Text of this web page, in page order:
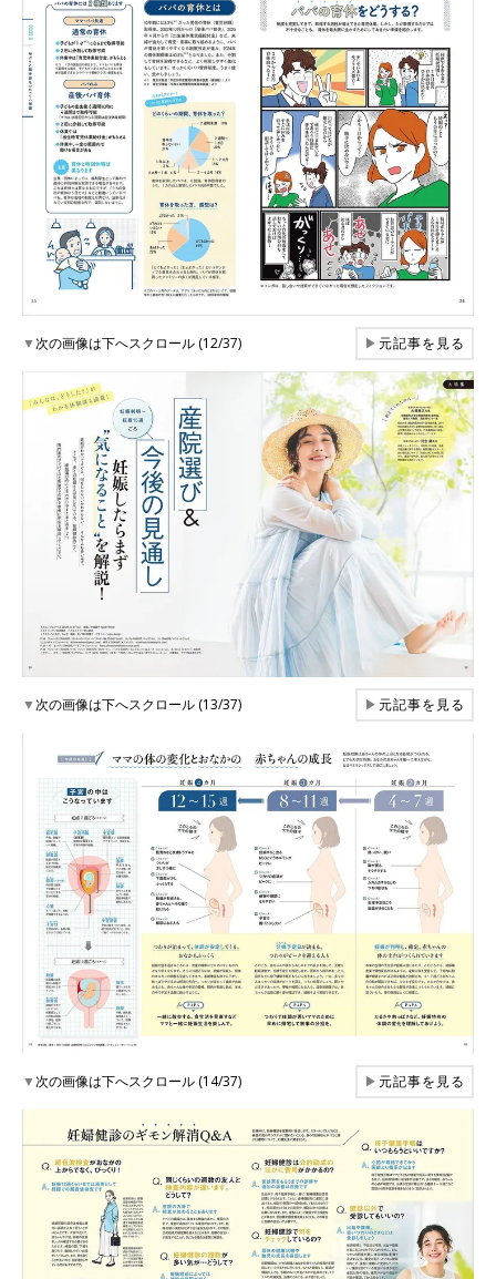
▼次の画像は下へスクロール (12/37) ▶元記事を見る
▼次の画像は下へスクロール (13/37) ▶元記事を見る
▼次の画像は下へスクロール (14/37) ▶元記事を見る